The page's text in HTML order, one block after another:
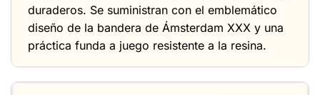
duraderos. Se suministran con el emblemático
diseño de la bandera de Ámsterdam XXX y una
práctica funda a juego resistente a la resina.